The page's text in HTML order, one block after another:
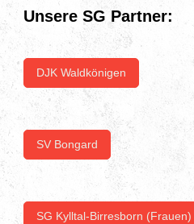
Unsere SG Partner:
DJK Waldkönigen
SV Bongard
SG Kylltal-Birresborn (Frauen)